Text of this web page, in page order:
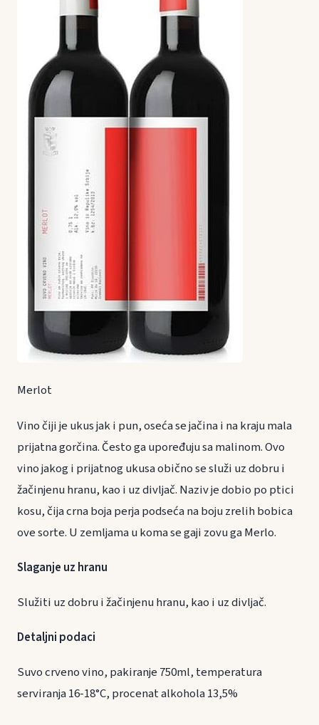
Merlot
Vino čiji je ukus jak i pun, oseća se jačina i na kraju mala
prijatna gorčina. Često ga upoređuju sa malinom. Ovo
vino jakog i prijatnog ukusa obično se služi uz dobru i
žačinjenu hranu, kao i uz divljač. Naziv je dobio po ptici
kosu, čija crna boja perja podseća na boju zrelih bobica
ove sorte. U zemljama u koma se gaji zovu ga Merlo.
Slaganje uz hranu
Služiti uz dobru i žačinjenu hranu, kao i uz divljač.
Detaljni podaci
Suvo crveno vino, pakiranje 750ml, temperatura
serviranja 16-18°C, procenat alkohola 13,5%